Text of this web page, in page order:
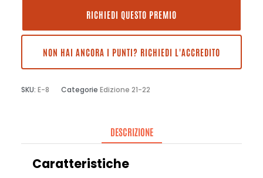
RICHIEDI QUESTO PREMIO
NON HAI ANCORA I PUNTI? RICHIEDI L'ACCREDITO
SKU: E-8 Categorie Edizione 21-22
DESCRIZIONE
Caratteristiche